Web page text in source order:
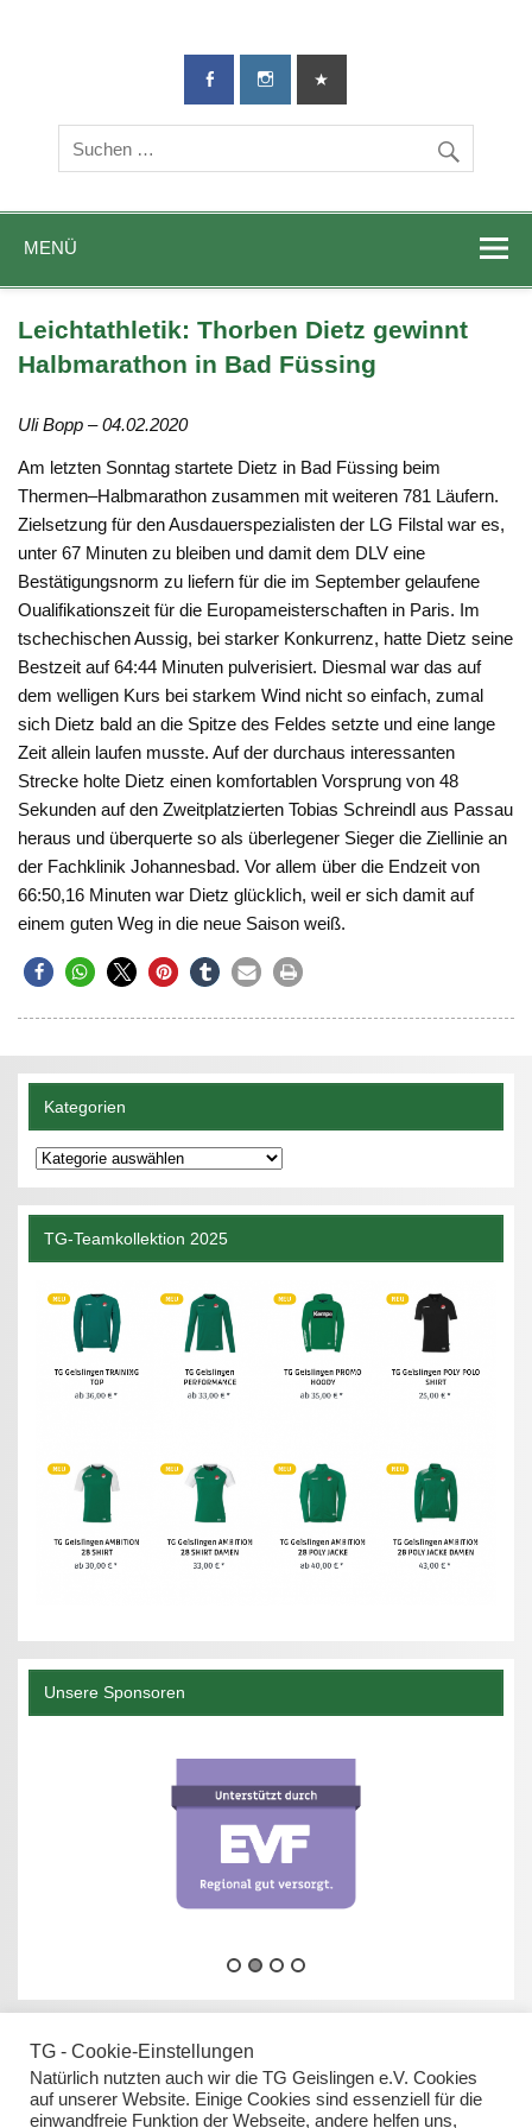
TG-Geislingen
DIE Sportadresse in Geislingen!
MENÜ
Leichtathletik: Thorben Dietz gewinnt
Halbmarathon in Bad Füssing
Uli Bopp – 04.02.2020
Am letzten Sonntag startete Dietz in Bad Füssing beim
Thermen–Halbmarathon zusammen mit weiteren 781 Läufern.
Zielsetzung für den Ausdauerspezialisten der LG Filstal war es,
unter 67 Minuten zu bleiben und damit dem DLV eine
Bestätigungsnorm zu liefern für die im September gelaufene
Oualifikationszeit für die Europameisterschaften in Paris. Im
tschechischen Aussig, bei starker Konkurrenz, hatte Dietz seine
Bestzeit auf 64:44 Minuten pulverisiert. Diesmal war das auf
dem welligen Kurs bei starkem Wind nicht so einfach, zumal
sich Dietz bald an die Spitze des Feldes setzte und eine lange
Zeit allein laufen musste. Auf der durchaus interessanten
Strecke holte Dietz einen komfortablen Vorsprung von 48
Sekunden auf den Zweitplatzierten Tobias Schreindl aus Passau
heraus und überquerte so als überlegener Sieger die Ziellinie an
der Fachklinik Johannesbad. Vor allem über die Endzeit von
66:50,16 Minuten war Dietz glücklich, weil er sich damit auf
einem guten Weg in die neue Saison weiß.
Kategorien
Kategorien
TG-Teamkollektion 2025
Unsere Sponsoren
Datenschutz
TG - Cookie-Einstellungen
Natürlich nutzten auch wir die TG Geislingen e.V. Cookies
auf unserer Website. Einige Cookies sind essenziell für die
einwandfreie Funktion der Webseite, andere helfen uns,